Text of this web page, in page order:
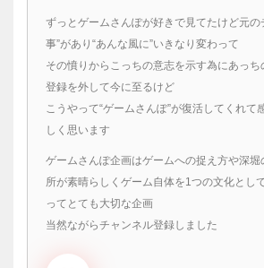
ずっとゲームさんぽが好きで見てたけど元の
事”があり“あんな風に”いきなり変わって
その憤りからこっちの意志を示す為にあっ
登録を外して今に至るけど
こうやって“ゲームさんぽ”が復活してくれて
しく思います
ゲームさんぽ企画はゲームへの捉え方や深堀
所が素晴らしくゲーム自体を1つの文化とし
ってとても大切な企画
当然ながらチャンネル登録しました